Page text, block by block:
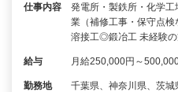
仕事内容
発電所・製鉄所・化学
業（補修工事・保守点
溶接工◎鍛冶工 未経験
給与 月給250,000円～
勤務地
千葉県、神奈川県、茨